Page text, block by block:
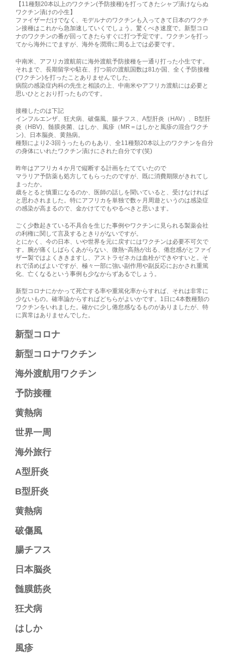
【11種類20本以上のワクチン(予防接種)を打ってきたシャブ漬けならぬ
ワクチン漬けの小生】
ファイザーだけでなく、モデルナのワクチンも入ってきて日本のワクチ
ン接種はこれから急加速していくでしょう。驚くべき速度で。新型コロ
ナのワクチンの番が回ってきたらすぐに打つ予定です。ワクチンを打っ
てから海外にでますが、海外を潤滑に周る上では必要です。
中南米、アフリカ渡航前に海外渡航予防接種を一通り打った小生です。
それまで、長期留学や駐在、打つ前の渡航国数は81か国、全く予防接種
(ワクチン)を打ったことありませんでした、
病院の感染症内科の先生と相談の上、中南米やアフリカ渡航には必要と
思いひととおり打ったものです。
接種したのは下記
インフルエンザ、狂犬病、破傷風、腸チフス、A型肝炎（HAV）、B型肝
炎（HBV)、髄膜炎菌、はしか、風疹（MR＝はしかと風疹の混合ワクチ
ン)、日本脳炎、黄熱病。
種類により2-3回うったものもあり、全11種類20本以上のワクチンを自分
の身体にいれたワクチン漬けにされた自分です(笑)
昨年はアフリカ４か月で縦断する計画をたてていたので
マラリア予防薬も処方してもらったのですが、既に消費期限がきれてし
まったか。
歳をとると慎重になるのか、医師の話しを聞いていると、受けなければ
と思わされました。特にアフリカを単独で数ヶ月周遊というのは感染症
の感染が高まるので、金かけてでもやるべきと思います。
ごく少数起きている不具合を生じた事例やワクチンに見られる製薬会社
の利権に関して言及するときりがないですが。
とにかく、今の日本、いや世界を元に戻すにはワクチンは必要不可欠で
す。腕が痛くしばらくあがらない、微熱~高熱が出る、倦怠感がとファイ
ザー製ではよくききますし、アストラゼネカは血栓ができやすいと。そ
れで済めばよいですが、極々一部に強い副作用や副反応におかされ重篤
化、亡くなるという事例も少なからずあるでしょう。
新型コロナにかかって死亡する率や重篤化率からすれば、それは非常に
少ないもの。確率論からすればどちらがよいかです。1日に4本数種類の
ワクチンをいれました。確かに少し倦怠感なるものがありましたが、特
に異常はありませんでした。
新型コロナ
新型コロナワクチン
海外渡航用ワクチン
予防接種
黄熱病
世界一周
海外旅行
A型肝炎
B型肝炎
黄熱病
破傷風
腸チフス
日本脳炎
髄膜筋炎
狂犬病
はしか
風疹